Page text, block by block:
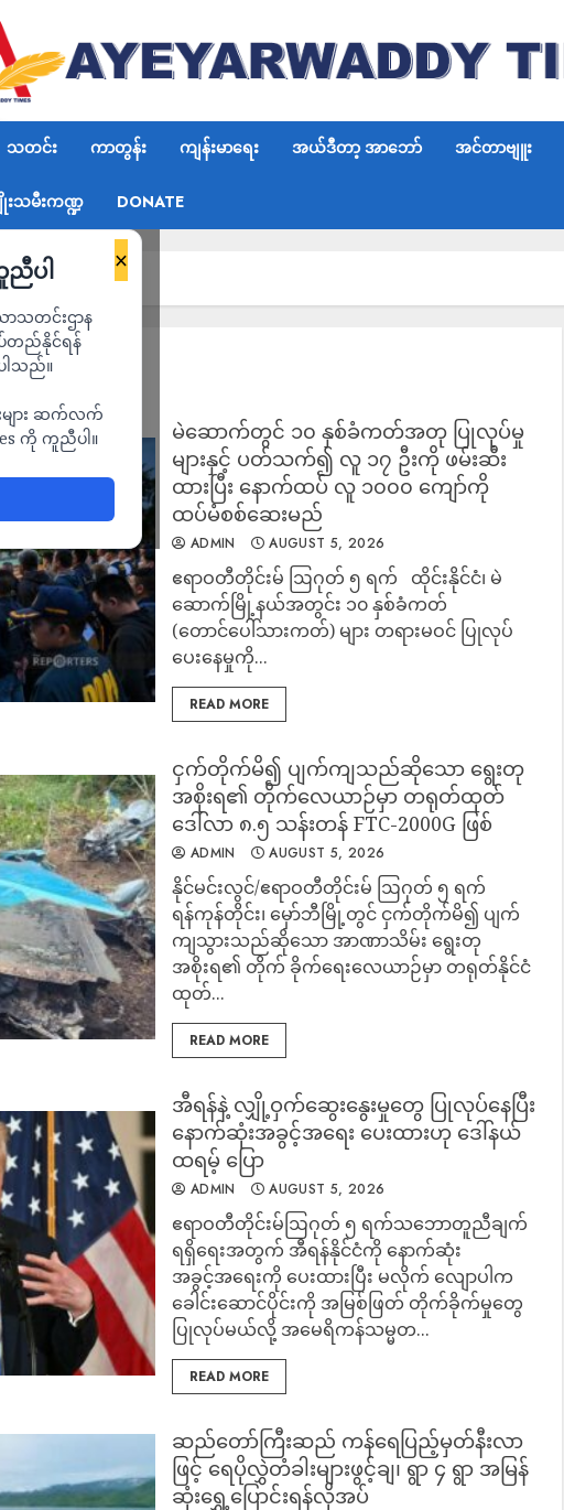
သတင်း ကာတွန်း ကျန်းမာရေး အယ်ဒီတာ့ အာဘော် အင်တာဗျူး
းသမီးကဏ္ဍ DONATE
×
ညီပါ
တင်းဌာန
တည်နိုင်ရန်
သည်။
ျား ဆက်လက်
ကို ကူညီပါ။
မဲဆောက်တွင် ၁၀ နှစ်ခံကတ်အတု ပြုလုပ်မှု
များနှင့် ပတ်သက်၍ လူ ၁၇ ဦးကို ဖမ်းဆီး
ထားပြီး နောက်ထပ် လူ ၁၀၀၀ ကျော်ကို
ထပ်မံစစ်ဆေးမည်
ADMIN AUGUST 5, 2026
ဧရာဝတီတိုင်းမ် ဩဂုတ် ၅ ရက် ထိုင်းနိုင်ငံ၊ မဲ
ဆောက်မြို့နယ်အတွင်း ၁၀ နှစ်ခံကတ်
(တောင်ပေါ်သားကတ်) များ တရားမဝင် ပြုလုပ်
ပေးနေမှုကို...
READ MORE
ငှက်တိုက်မိ၍ ပျက်ကျသည်ဆိုသော ရွေးတု
အစိုးရ၏ တိုက်လေယာဉ်မှာ တရုတ်ထုတ်
ဒေါ်လာ ၈.၅ သန်းတန် FTC-2000G ဖြစ်
ADMIN AUGUST 5, 2026
နိုင်မင်းလွင်/ဧရာဝတီတိုင်းမ် ဩဂုတ် ၅ ရက်
ရန်ကုန်တိုင်း၊ မှော်ဘီမြို့တွင် ငှက်တိုက်မိ၍ ပျက်
ကျသွားသည်ဆိုသော အာဏာသိမ်း ရွေးတု
အစိုးရ၏ တိုက် ခိုက်ရေးလေယာဉ်မှာ တရုတ်နိုင်ငံ
ထုတ်...
READ MORE
အီရန်နဲ့ လျှို့ဝှက်ဆွေးနွေးမှုတွေ ပြုလုပ်နေပြီး
နောက်ဆုံးအခွင့်အရေး ပေးထားဟု ဒေါ်နယ်
ထရမ့် ပြော
ADMIN AUGUST 5, 2026
ဧရာဝတီတိုင်းမ်ဩဂုတ် ၅ ရက်သဘောတူညီချက်
ရရှိရေးအတွက် အီရန်နိုင်ငံကို နောက်ဆုံး
အခွင့်အရေးကို ပေးထားပြီး မလိုက် လျောပါက
ခေါင်းဆောင်ပိုင်းကို အမြစ်ဖြတ် တိုက်ခိုက်မှုတွေ
ပြုလုပ်မယ်လို့ အမေရိကန်သမ္မတ...
READ MORE
‎ဆည်တော်ကြီးဆည် ကန်ရေပြည့်မှတ်နီးလာ
ဖြင့် ‎ရေပိုလွှဲတံခါးများဖွင့်ချ၊ ရွာ ၄ ရွာ အမြန်
ဆုံးရွှေ့ပြောင်းရန်လိုအပ်